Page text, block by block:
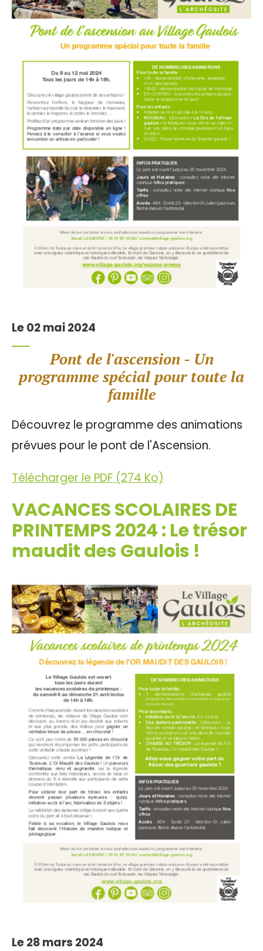
Le 02 mai 2024
Pont de l'ascension - Un
programme spécial pour toute la
famille
Découvrez le programme des animations
prévues pour le pont de l'Ascension.
Télécharger le PDF (274 Ko)
VACANCES SCOLAIRES DE
PRINTEMPS 2024 : Le trésor
maudit des Gaulois !
Le 28 mars 2024